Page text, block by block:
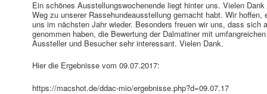
Ein schönes Ausstellungswochenende liegt hinter uns. Vielen
Weg zu unserer Rassehundeausstellung gemacht habt. Wir
uns im nächsten Jahr wieder. Besonders freuen wir uns, dass sich
genommen haben, die Bewertung der Dalmatiner mit
Aussteller und Besucher sehr interessant. Vielen Dank.
Hier die Ergebnisse vom 09.07.2017:
https://macshot.de/ddac-mio/ergebnisse.php?d=09.07.17